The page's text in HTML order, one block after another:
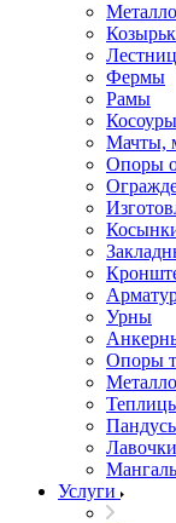
Фермы
Рамы
Косоуры
Мачты,
Опоры
Урны
Опоры
Лавочки
Услуги